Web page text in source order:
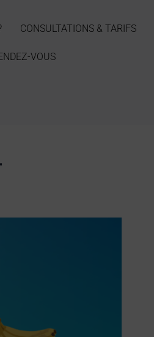
CONSULTATIONS & TARIFS
VOUS